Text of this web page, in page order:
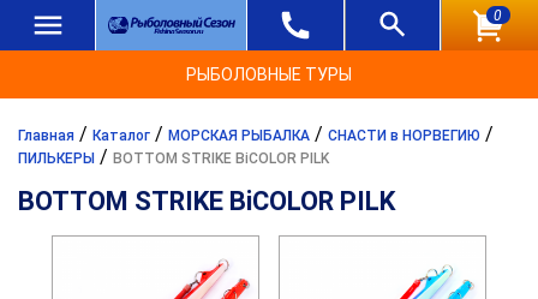
0
РЫБОЛОВНЫЕ ТУРЫ
Главная / Каталог / МОРСКАЯ РЫБАЛКА / СНАСТИ в НОРВЕГИЮ /
ПИЛЬКЕРЫ / BOTTOM STRIKE BiCOLOR PILK
BOTTOM STRIKE BiCOLOR PILK